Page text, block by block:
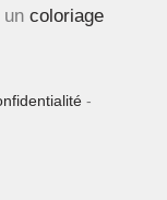
un coloriage
-